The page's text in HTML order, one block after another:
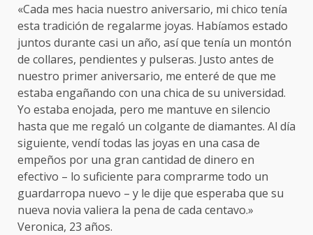
«Cada mes hacia nuestro aniversario, mi chico tenía
esta tradición de regalarme joyas. Habíamos estado
juntos durante casi un año, así que tenía un montón
de collares, pendientes y pulseras. Justo antes de
nuestro primer aniversario, me enteré de que me
estaba engañando con una chica de su universidad.
Yo estaba enojada, pero me mantuve en silencio
hasta que me regaló un colgante de diamantes. Al día
siguiente, vendí todas las joyas en una casa de
empeños por una gran cantidad de dinero en
efectivo – lo suficiente para comprarme todo un
guardarropa nuevo – y le dije que esperaba que su
nueva novia valiera la pena de cada centavo.»
Veronica, 23 años.